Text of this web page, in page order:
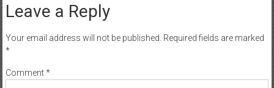
Leave a Reply
Your email address will not be published. Required fields are marked
*
Comment*